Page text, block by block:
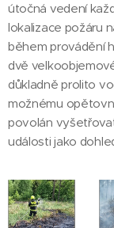
útočná vedení
lokalizace požáru
během provádění
dvě
důkladně prolito
možnému
povolán
události jako